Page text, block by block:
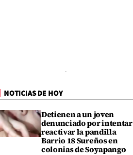
NOTICIAS DE HOY
Detienen a un joven
denunciado por intentar
reactivar la pandilla
Barrio 18 Sureños en
colonias de Soyapango